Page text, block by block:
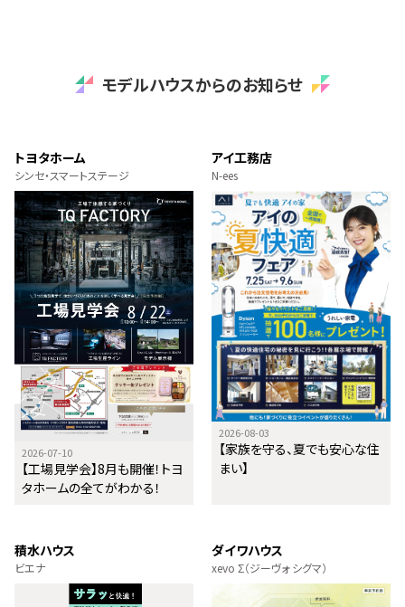
モデルハウスからのお知らせ
トヨタホーム
シンセ・スマートステージ
2026-07-10
【工場見学会】8月も開催！トヨ
タホームの全てがわかる！
アイ工務店
N-ees
2026-08-03
【家族を守る、夏でも安心な住
まい】
積水ハウス
ビエナ
ダイワハウス
xevo Σ（ジーヴォ シグマ）